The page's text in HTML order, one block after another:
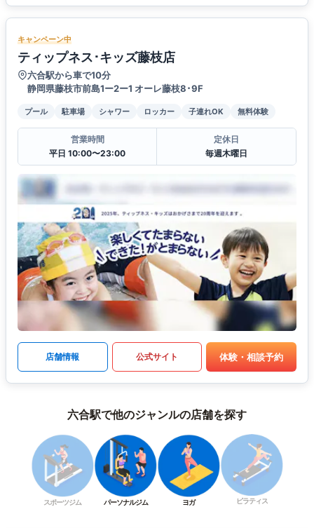
キャンペーン中
ティップネス･キッズ藤枝店
六合駅から車で10分
静岡県藤枝市前島1ー2ー1 オーレ藤枝8･9F
プール 駐車場 シャワー ロッカー 子連れOK 無料体験
営業時間
平日 10:00〜23:00
定休日
毎週木曜日
店舗情報 公式サイト 体験・相談予約
六合駅で他のジャンルの店舗を探す
スポーツジム パーソナルジム ヨガ ピラティス